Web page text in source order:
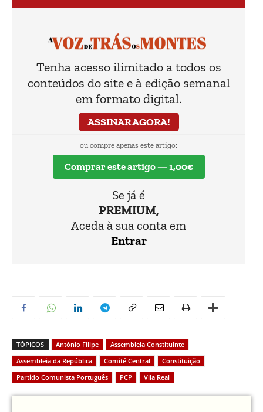
Tenha acesso ilimitado a todos os
conteúdos do site e à edição semanal
em formato digital.
ASSINAR AGORA!
ou compre apenas este artigo:
Comprar este artigo — 1,00€
Se já é
PREMIUM,
Aceda à sua conta em
Entrar
TÓPICOS António Filipe
Assembleia Constituinte
Assembleia da República
Comité Central
Constituição
Partido Comunista Português
PCP Vila Real